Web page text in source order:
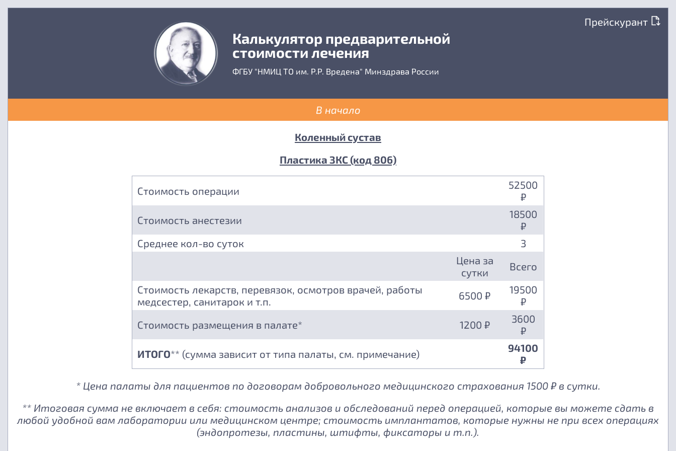
Прейскурант
Калькулятор предварительной
стоимости лечения
ФГБУ "НМИЦ ТО им. Р.Р. Вредена" Минздрава России
В начало
Коленный сустав
Пластика ЗКС (код 806)
Стоимость операции
52500
₽
Стоимость анестезии
18500
₽
Среднее кол-во суток
3
Цена за
сутки
Всего
Стоимость лекарств, перевязок, осмотров врачей, работы
медсестер, санитарок и т.п.
6500 ₽
19500
₽
Стоимость размещения в палате*
1200 ₽
3600
₽
ИТОГО** (сумма зависит от типа палаты, см. примечание)
94100
₽
* Цена палаты для пациентов по договорам добровольного медицинского страхования 1500 ₽ в сутки.
** Итоговая сумма не включает в себя: стоимость анализов и обследований перед операцией, которые вы можете сдать в
любой удобной вам лаборатории или медицинском центре; стоимость имплантатов, которые нужны не при всех операциях
(эндопротезы, пластины, штифты, фиксаторы и т.п.).